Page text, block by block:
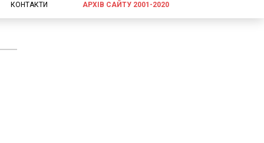
КОНТАКТИ АРХІВ САЙТУ 2001-2020